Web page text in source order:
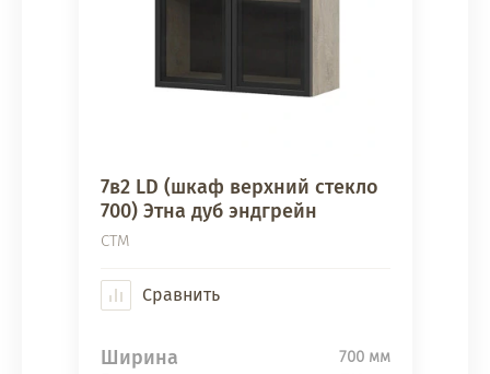
7в2 LD (шкаф верхний стекло
700) Этна дуб эндгрейн
СТМ
Сравнить
Ширина 700 мм